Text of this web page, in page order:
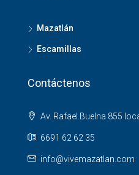
Mazatlán
Escamillas
Contáctenos
Av. Rafael Buelna 855
6691 62 62 35
info@vivemazatlan.com